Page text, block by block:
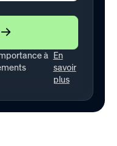
à En
savoir
plus